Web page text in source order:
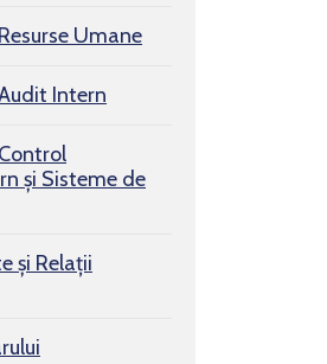
Umane
Intern
și Sisteme de
și Relații